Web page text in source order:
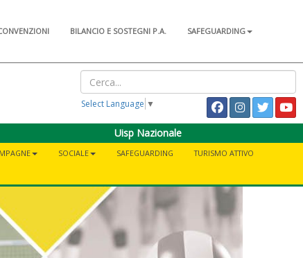
BILANCIO E SOSTEGNI P.A.
SAFEGUARDING
Select Language ▼
Uisp Nazionale
SOCIALE SAFEGUARDING
TURISMO ATTIVO